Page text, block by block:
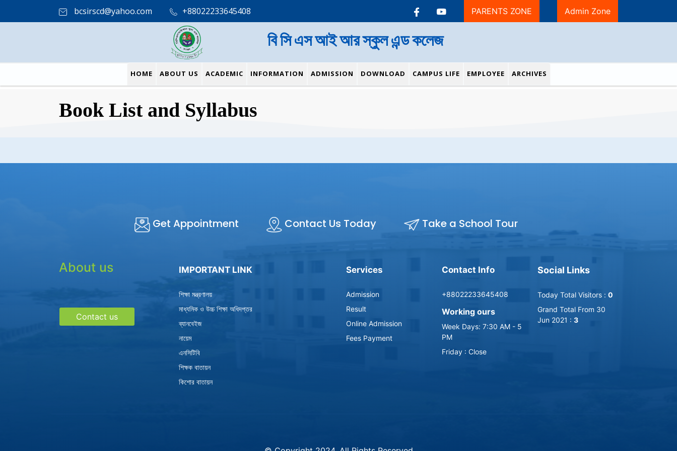
bcsirscd@yahoo.com +88022233645408 PARENTS ZONE Admin Zone
বি সি এস আই আর স্কুল এন্ড কলেজ
HOME ABOUT US ACADEMIC INFORMATION ADMISSION DOWNLOAD CAMPUS LIFE EMPLOYEE ARCHIVES
Book List and Syllabus
Get Appointment Contact Us Today Take a School Tour
About us
Contact us
IMPORTANT LINK
শিক্ষা মন্ত্রণালয়
মাধ্যমিক ও উচ্চ শিক্ষা অধিদপ্তর
ব্যানবেইজ
নায়েম
এনসিটিবি
শিক্ষক বাতায়ন
কিশোর বাতায়ন
Services
Admission
Result
Online Admission
Fees Payment
Contact Info
+88022233645408
Working ours
Week Days: 7:30 AM - 5
PM
Friday : Close
Social Links
Today Total Visitors : 0
Grand Total From 30
Jun 2021 : 3